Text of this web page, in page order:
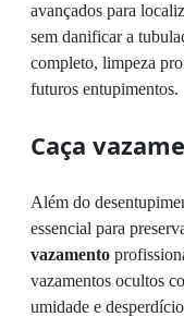
avançados para
sem danificar a
completo, limpeza
futuros entupimentos.
Caça
Além do
essencial para
vazamento
vazamentos ocultos
umidade e